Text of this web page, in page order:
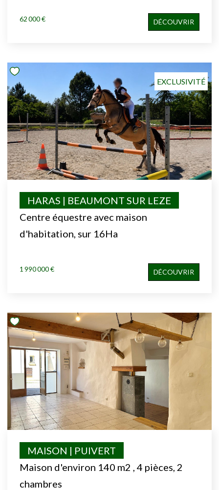
62 000 € DÉCOUVRIR
EXCLUSIVITÉ
Centre équestre avec maison
d'habitation, sur 16Ha
HARAS | BEAUMONT SUR LEZE
1 990 000 € DÉCOUVRIR
Maison d'environ 140 m2 , 4 pièces, 2
chambres
MAISON | PUIVERT